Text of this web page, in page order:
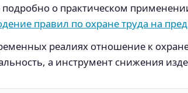
подробно о практическом
правил по охране труда на
реалиях отношение к
а инструмент снижения